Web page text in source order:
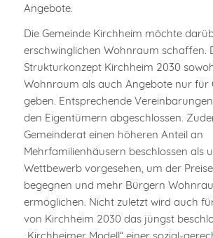
Angebote.
Die Gemeinde Kirchheim möchte
erschwinglichen Wohnraum schaffen.
Strukturkonzept Kirchheim 2030
Wohnraum als auch Angebote nur für
geben. Entsprechende
den Eigentümern abgeschlossen.
Gemeinderat einen höheren Anteil an
Mehrfamilienhäusern beschlossen als
Wettbewerb vorgesehen, um der
begegnen und mehr Bürgern
ermöglichen. Nicht zuletzt wird auch
von Kirchheim 2030 das jüngst